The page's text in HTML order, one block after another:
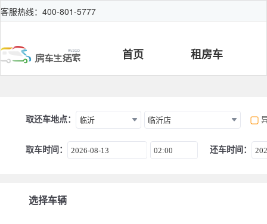
客服热线：400-801-5777
首页 租房车
取还车地点： 临沂 临沂店
取车时间： 2026-08-13 02:00 还车时间：
选择车辆